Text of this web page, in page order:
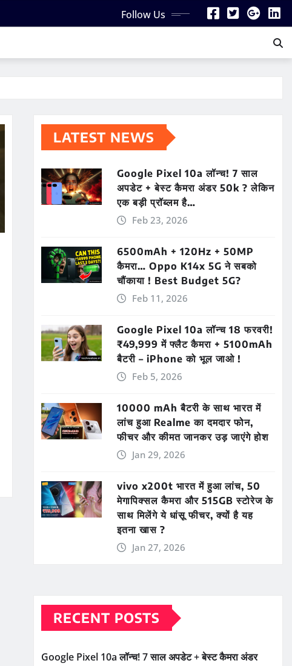
Follow Us
LATEST NEWS
Google Pixel 10a लॉन्च! 7 साल
अपडेट + बेस्ट कैमरा अंडर 50k ? लेकिन
एक बड़ी प्रॉब्लम है…
Feb 23, 2026
6500mAh + 120Hz + 50MP
कैमरा… Oppo K14x 5G ने सबको
चौंकाया ! Best Budget 5G?
Feb 11, 2026
Google Pixel 10a लॉन्च 18 फरवरी!
₹49,999 में फ्लैट कैमरा + 5100mAh
बैटरी – iPhone को भूल जाओ !
Feb 5, 2026
10000 mAh बैटरी के साथ भारत में
लांच हुआ Realme का दमदार फोन,
फीचर और कीमत जानकर उड़ जाएंगे होश
Jan 29, 2026
vivo x200t भारत में हुआ लांच, 50
मेगापिक्सल कैमरा और 515GB स्टोरेज के
साथ मिलेंगे ये धांसू फीचर, क्यों है यह
इतना खास ?
Jan 27, 2026
RECENT POSTS
Google Pixel 10a लॉन्च! 7 साल अपडेट + बेस्ट कैमरा अंडर